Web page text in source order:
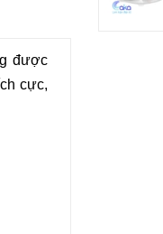
được
cực,